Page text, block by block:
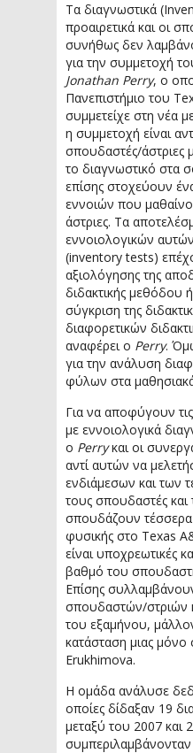
Τα διαγνωστικά
προαιρετικά και οι
συνήθως δεν
για την συμμετοχή
Jonathan Perry, ο
Πανεπιστήμιο του
συμμετείχε στη νέα
η συμμετοχή είναι
σπουδαστές/άστριες
το διαγνωστικό στα
επίσης στοχεύουν
εννοιών που
άστριες. Τα
εννοιολογικών
(inventory tests)
αξιολόγησης της
διδακτικής μεθόδου ή
σύγκριση της
διαφορετικών
αναφέρει ο Perry.
για την ανάλυση
φύλων στα
Για να αποφύγουν
με εννοιολογικά
ο Perryκαι οι
αντί αυτών να
ενδιάμεσων και των
τους σπουδαστές και
σπουδάζουν τέσσερα
φυσικής στο Texas
είναι υποχρεωτικές
βαθμό του
Επίσης
σπουδαστών/στριών
του εξαμήνου,
κατάσταση μιας μόνο
Erukhimova.
Η ομάδα ανάλυσε
οποίες δίδαξαν 19
μεταξύ του 2007 και